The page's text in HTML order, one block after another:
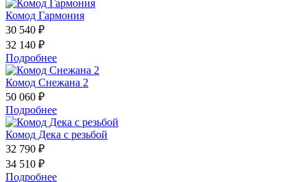
Комод Гармония
30 540 ₽
32 140 ₽
Подробнее
Комод Снежана 2
50 060 ₽
Подробнее
Комод Дека с резьбой
32 790 ₽
34 510 ₽
Подробнее